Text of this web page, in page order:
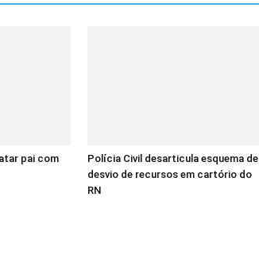
pai com
Polícia Civil desarticula esquema de
desvio de recursos em cartório do
RN